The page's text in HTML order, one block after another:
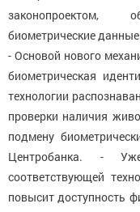
законопроектом,
биометрические
- Основой нового
биометрическая
технологии
проверки наличия
подмену
Центробанка. -
соответствующей
повысит доступность